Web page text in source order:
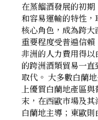
在蒸餾酒發展的初
和容易運輸的特性
核心角色，成為跨
重要程度受普遍信
非洲的人力費用得
的跨洲酒類貿易一
取代。 大多數白蘭
上優質白蘭地產區
末，在西歐市場及
白蘭地主導；東歐